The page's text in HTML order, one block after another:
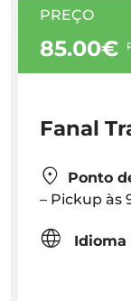
PREÇO
85.00€
Fanal
Ponto
– Pickup às 9:00 – Entre o
Idioma